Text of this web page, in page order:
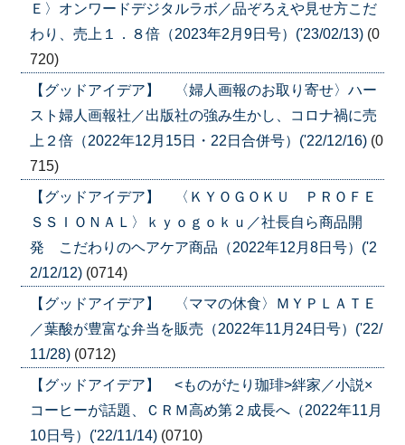
Ｅ〉オンワードデジタルラボ／品ぞろえや見せ方こだ
わり、売上１．８倍（2023年2月9日号）('23/02/13) (0
720)
【グッドアイデア】 〈婦人画報のお取り寄せ〉ハー
スト婦人画報社／出版社の強み生かし、コロナ禍に売
上２倍（2022年12月15日・22日合併号）('22/12/16) (0
715)
【グッドアイデア】 〈ＫＹＯＧＯＫＵ ＰＲＯＦＥ
ＳＳＩＯＮＡＬ〉ｋｙｏｇｏｋｕ／社長自ら商品開
発 こだわりのヘアケア商品（2022年12月8日号）('2
2/12/12) (0714)
【グッドアイデア】 〈ママの休食〉ＭＹＰＬＡＴＥ
／葉酸が豊富な弁当を販売（2022年11月24日号）('22/
11/28) (0712)
【グッドアイデア】 <ものがたり珈琲>絆家／小説×
コーヒーが話題、ＣＲＭ高め第２成長へ（2022年11月
10日号）('22/11/14) (0710)